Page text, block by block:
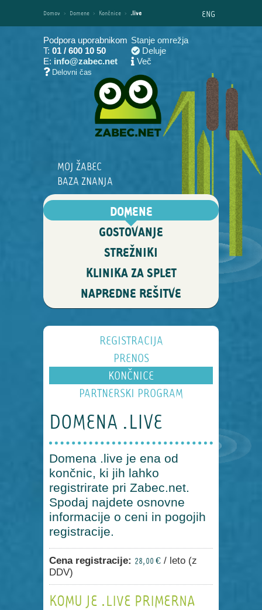
Domov › Domene › Končnice › .live ENG
Podpora uporabnikom
T: 01 / 600 10 50
E: info@zabec.net
Delovni čas
Stanje omrežja
Deluje
Več
MOJ ŽABEC
BAZA ZNANJA
DOMENE
GOSTOVANJE
STREŽNIKI
KLINIKA ZA SPLET
NAPREDNE REŠITVE
REGISTRACIJA
PRENOS
KONČNICE
PARTNERSKI PROGRAM
DOMENA .LIVE
Domena .live je ena od
končnic, ki jih lahko
registrirate pri Zabec.net.
Spodaj najdete osnovne
informacije o ceni in pogojih
registracije.
Cena registracije: 28,00 € / leto (z
DDV)
KOMU JE .LIVE PRIMERNA